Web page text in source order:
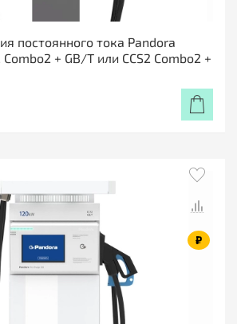
постоянного тока Pandora
+ GB/T или CCS2 Combo2 +
₽